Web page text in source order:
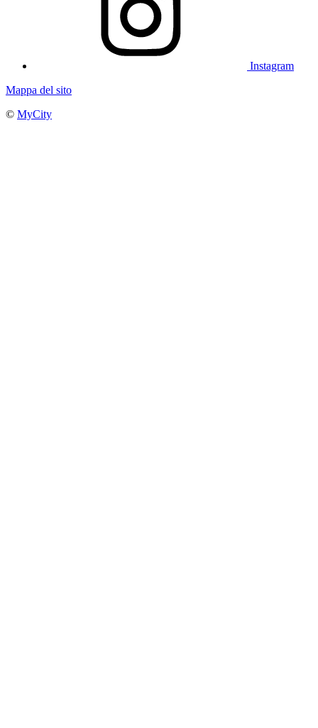
Instagram
Mappa del sito
© MyCity